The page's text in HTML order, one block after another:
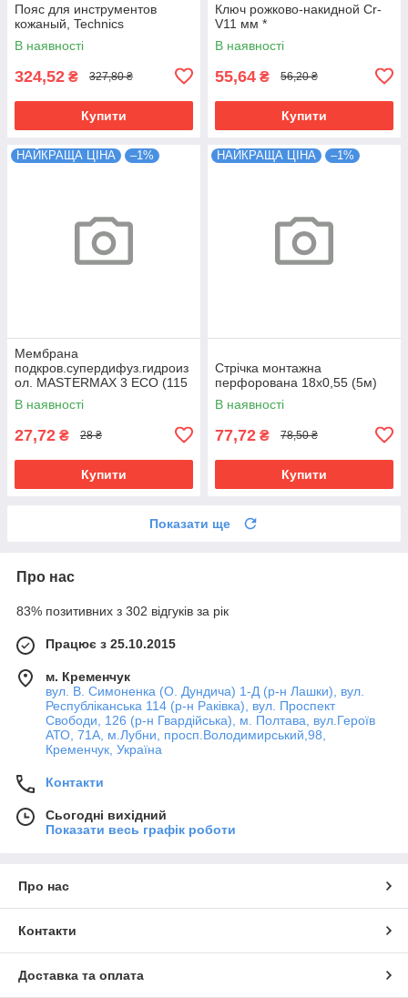
Пояс для инструментов
кожаный, Technics
В наявності
324,52 ₴ 327,80 ₴
Купити
Ключ рожково-накидной Cr-
V11 мм *
В наявності
55,64 ₴ 56,20 ₴
Купити
НАЙКРАЩА ЦІНА –1%
Мембрана
подкров.супердифуз.гидроиз
ол. MASTERMAX 3 ECO (115
плотн, 75м.кв.)
В наявності
27,72 ₴ 28 ₴
Купити
НАЙКРАЩА ЦІНА –1%
Cтрічка монтажна
перфорована 18х0,55 (5м)
В наявності
77,72 ₴ 78,50 ₴
Купити
Показати ще
Про нас
83% позитивних з 302 відгуків за рік
Працює з 25.10.2015
м. Кременчук
вул. В. Симоненка (О. Дундича) 1-Д (р-н Лашки), вул.
Республіканська 114 (р-н Раківка), вул. Проспект
Свободи, 126 (р-н Гвардійська), м. Полтава, вул.Героїв
АТО, 71А, м.Лубни, просп.Володимирський,98,
Кременчук, Україна
Контакти
Сьогодні вихідний
Показати весь графік роботи
Про нас
Контакти
Доставка та оплата